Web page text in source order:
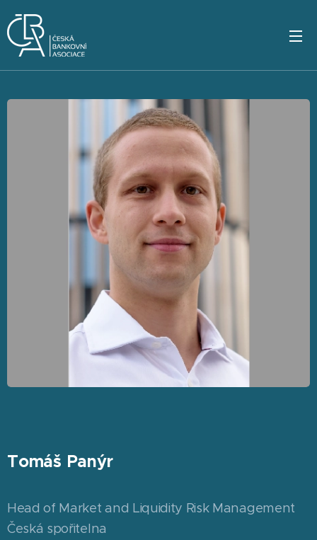
Tomáš Panýr
Head of Market and Liquidity Risk Management
Česká spořitelna